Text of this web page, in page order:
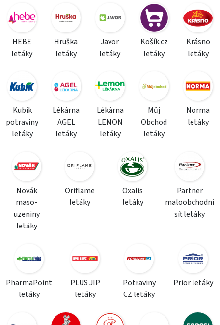
HEBE
letáky
Hruška
letáky
Javor
letáky
Košík.cz
letáky
Krásno
letáky
Kubík
potraviny
letáky
Lékárna
AGEL
letáky
Lékárna
LEMON
letáky
Můj
Obchod
letáky
Norma
letáky
Novák
maso-
uzeniny
letáky
Oriflame
letáky
Oxalis
letáky
Partner
maloobchodní
síť letáky
PharmaPoint
letáky
PLUS JIP
letáky
Potraviny
CZ letáky
Prior letáky